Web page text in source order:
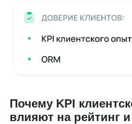
Почему KPI
влияют на рейтинг